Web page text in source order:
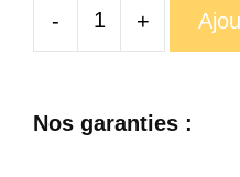
-
quantité
Chinois
+
Nos garanties :